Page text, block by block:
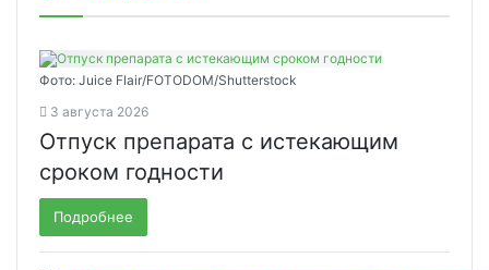
Фото: Juice Flair/FOTODOM/Shutterstoсk
3 августа 2026
Отпуск препарата с истекающим
сроком годности
Подробнее